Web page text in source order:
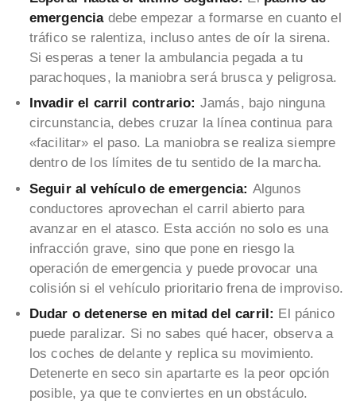
emergenciadebe empezar a formarse en cuanto el
tráfico se ralentiza, incluso antes de oír la sirena.
Si esperas a tener la ambulancia pegada a tu
parachoques, la maniobra será brusca y peligrosa.
Invadir el carril contrario: Jamás, bajo ninguna
circunstancia, debes cruzar la línea continua para
«facilitar» el paso. La maniobra se realiza siempre
dentro de los límites de tu sentido de la marcha.
Seguir al vehículo de emergencia: Algunos
conductores aprovechan el carril abierto para
avanzar en el atasco. Esta acción no solo es una
infracción grave, sino que pone en riesgo la
operación de emergencia y puede provocar una
colisión si el vehículo prioritario frena de improviso.
Dudar o detenerse en mitad del carril: El pánico
puede paralizar. Si no sabes qué hacer, observa a
los coches de delante y replica su movimiento.
Detenerte en seco sin apartarte es la peor opción
posible, ya que te conviertes en un obstáculo.